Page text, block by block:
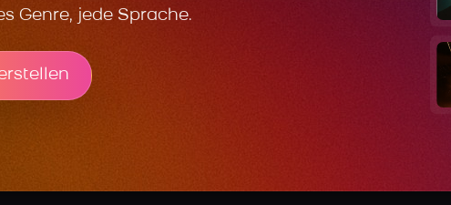
Genre, jede Sprache.